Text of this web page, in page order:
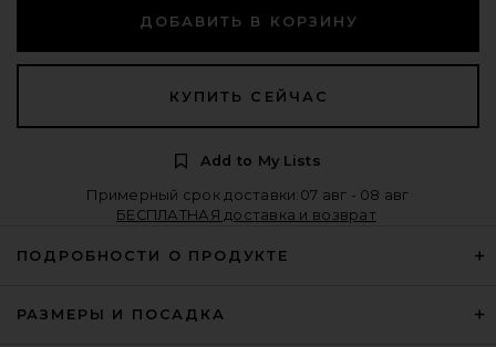
ДОБАВИТЬ В КОРЗИНУ
КУПИТЬ СЕЙЧАС
Add to My Lists
Примерный срок доставки:07 авг - 08 авг
БЕСПЛАТНАЯ доставка и возврат
ПОДРОБНОСТИ О ПРОДУКТЕ
РАЗМЕРЫ И ПОСАДКА